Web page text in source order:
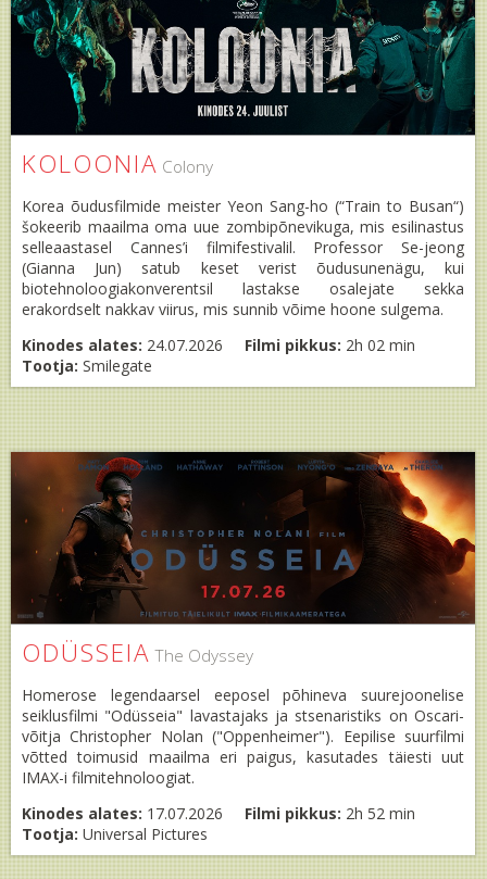
KOLOONIA Colony
Korea õudusfilmide meister Yeon Sang-ho (“Train to Busan“)
šokeerib maailma oma uue zombipõnevikuga, mis esilinastus
selleaastasel Cannes’i filmifestivalil. Professor Se-jeong
(Gianna Jun) satub keset verist õudusunenägu, kui
biotehnoloogiakonverentsil lastakse osalejate sekka
erakordselt nakkav viirus, mis sunnib võime hoone sulgema.
Kinodes alates: 24.07.2026 Filmi pikkus: 2h 02 min
Tootja: Smilegate
ODÜSSEIA The Odyssey
Homerose legendaarsel eeposel põhineva suurejoonelise
seiklusfilmi "Odüsseia" lavastajaks ja stsenaristiks on Oscari-
võitja Christopher Nolan ("Oppenheimer"). Eepilise suurfilmi
võtted toimusid maailma eri paigus, kasutades täiesti uut
IMAX-i filmitehnoloogiat.
Kinodes alates: 17.07.2026 Filmi pikkus: 2h 52 min
Tootja: Universal Pictures